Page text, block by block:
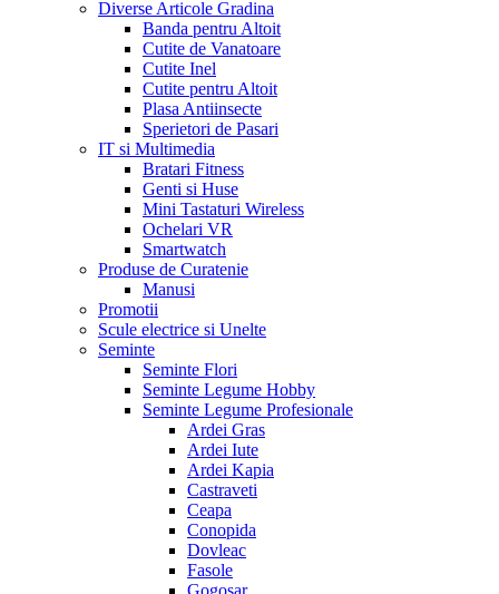
Diverse Articole Gradina
Banda pentru Altoit
Cutite de Vanatoare
Cutite Inel
Cutite pentru Altoit
Plasa Antiinsecte
Sperietori de Pasari
IT si Multimedia
Bratari Fitness
Genti si Huse
Mini Tastaturi Wireless
Ochelari VR
Smartwatch
Produse de Curatenie
Manusi
Promotii
Scule electrice si Unelte
Seminte
Seminte Flori
Seminte Legume Hobby
Seminte Legume Profesionale
Ardei Gras
Ardei Iute
Ardei Kapia
Castraveti
Ceapa
Conopida
Dovleac
Fasole
Gogosar